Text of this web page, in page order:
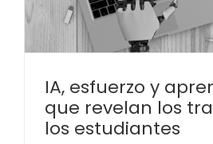
IA, esfuerzo y
que revelan los
los estudiantes